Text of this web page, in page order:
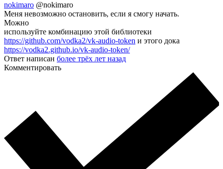
nokimaro @nokimaro
Меня невозможно остановить, если я смогу начать.
Можно
используйте комбинацию этой библиотеки
https://github.com/vodka2/vk-audio-token и этого дока
https://vodka2.github.io/vk-audio-token/
Ответ написан более трёх лет назад
Комментировать